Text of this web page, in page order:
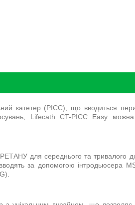
катетер (PICC), що вводиться
Lifecath CT-PICC Easy можна
для середнього та тривалого
за допомогою інтродьюсера